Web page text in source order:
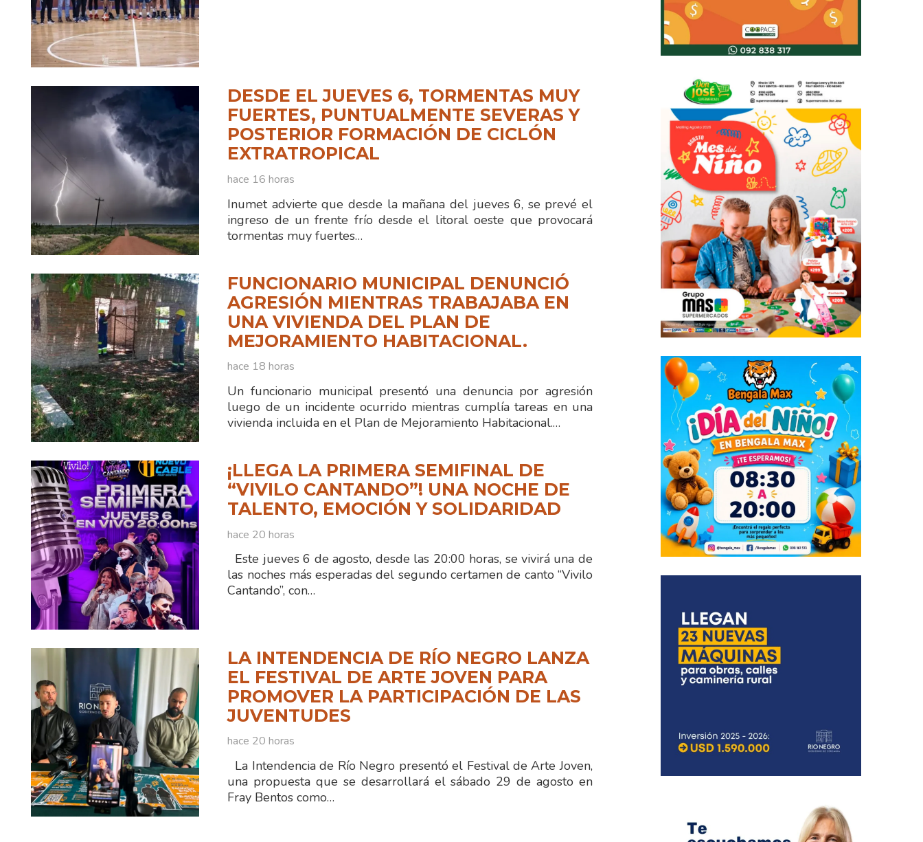
DESDE EL JUEVES 6, TORMENTAS MUY
FUERTES, PUNTUALMENTE SEVERAS Y
POSTERIOR FORMACIÓN DE CICLÓN
EXTRATROPICAL
hace 16 horas
Inumet advierte que desde la mañana del jueves 6, se prevé el
ingreso de un frente frío desde el litoral oeste que provocará
tormentas muy fuertes…
FUNCIONARIO MUNICIPAL DENUNCIÓ
AGRESIÓN MIENTRAS TRABAJABA EN
UNA VIVIENDA DEL PLAN DE
MEJORAMIENTO HABITACIONAL.
hace 18 horas
Un funcionario municipal presentó una denuncia por agresión
luego de un incidente ocurrido mientras cumplía tareas en una
vivienda incluida en el Plan de Mejoramiento Habitacional.…
¡LLEGA LA PRIMERA SEMIFINAL DE
“VIVILO CANTANDO”! UNA NOCHE DE
TALENTO, EMOCIÓN Y SOLIDARIDAD
hace 20 horas
Este jueves 6 de agosto, desde las 20:00 horas, se vivirá una de
las noches más esperadas del segundo certamen de canto “Vivilo
Cantando”, con…
LA INTENDENCIA DE RÍO NEGRO LANZA
EL FESTIVAL DE ARTE JOVEN PARA
PROMOVER LA PARTICIPACIÓN DE LAS
JUVENTUDES
hace 20 horas
La Intendencia de Río Negro presentó el Festival de Arte Joven,
una propuesta que se desarrollará el sábado 29 de agosto en
Fray Bentos como…